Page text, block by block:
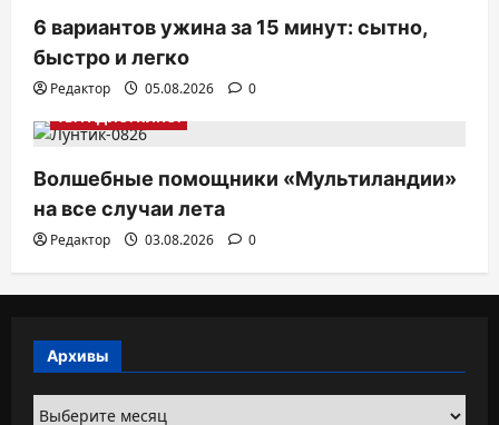
6 вариантов ужина за 15 минут: сытно,
быстро и легко
Редактор 05.08.2026
0
ТВ. РАДИО. КИНО.
Волшебные помощники «Мультиландии»
на все случаи лета
Редактор 03.08.2026 0
Архивы
Архивы